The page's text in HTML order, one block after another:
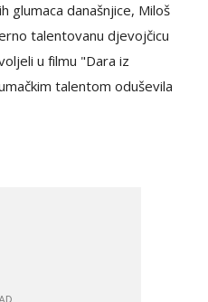
glumaca današnjice, Miloš
talentovanu djevojčicu
u filmu "Dara iz
talentom oduševila